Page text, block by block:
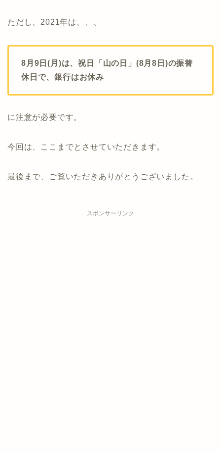
ただし、2021年は、、、
8月9日(月)は、祝日「山の日」(8月8日)の振替
休日で、銀行はお休み
に注意が必要です。
今回は、ここまでとさせていただきます。
最後まで、ご覧いただきありがとうございました。
スポンサーリンク